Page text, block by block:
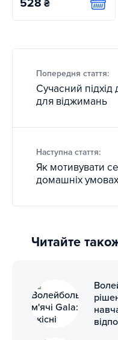
₴
Попередня стаття:
Сучасний
для віджимань
Наступна стаття:
Як мотивувати
домашніх умовах
Читайте